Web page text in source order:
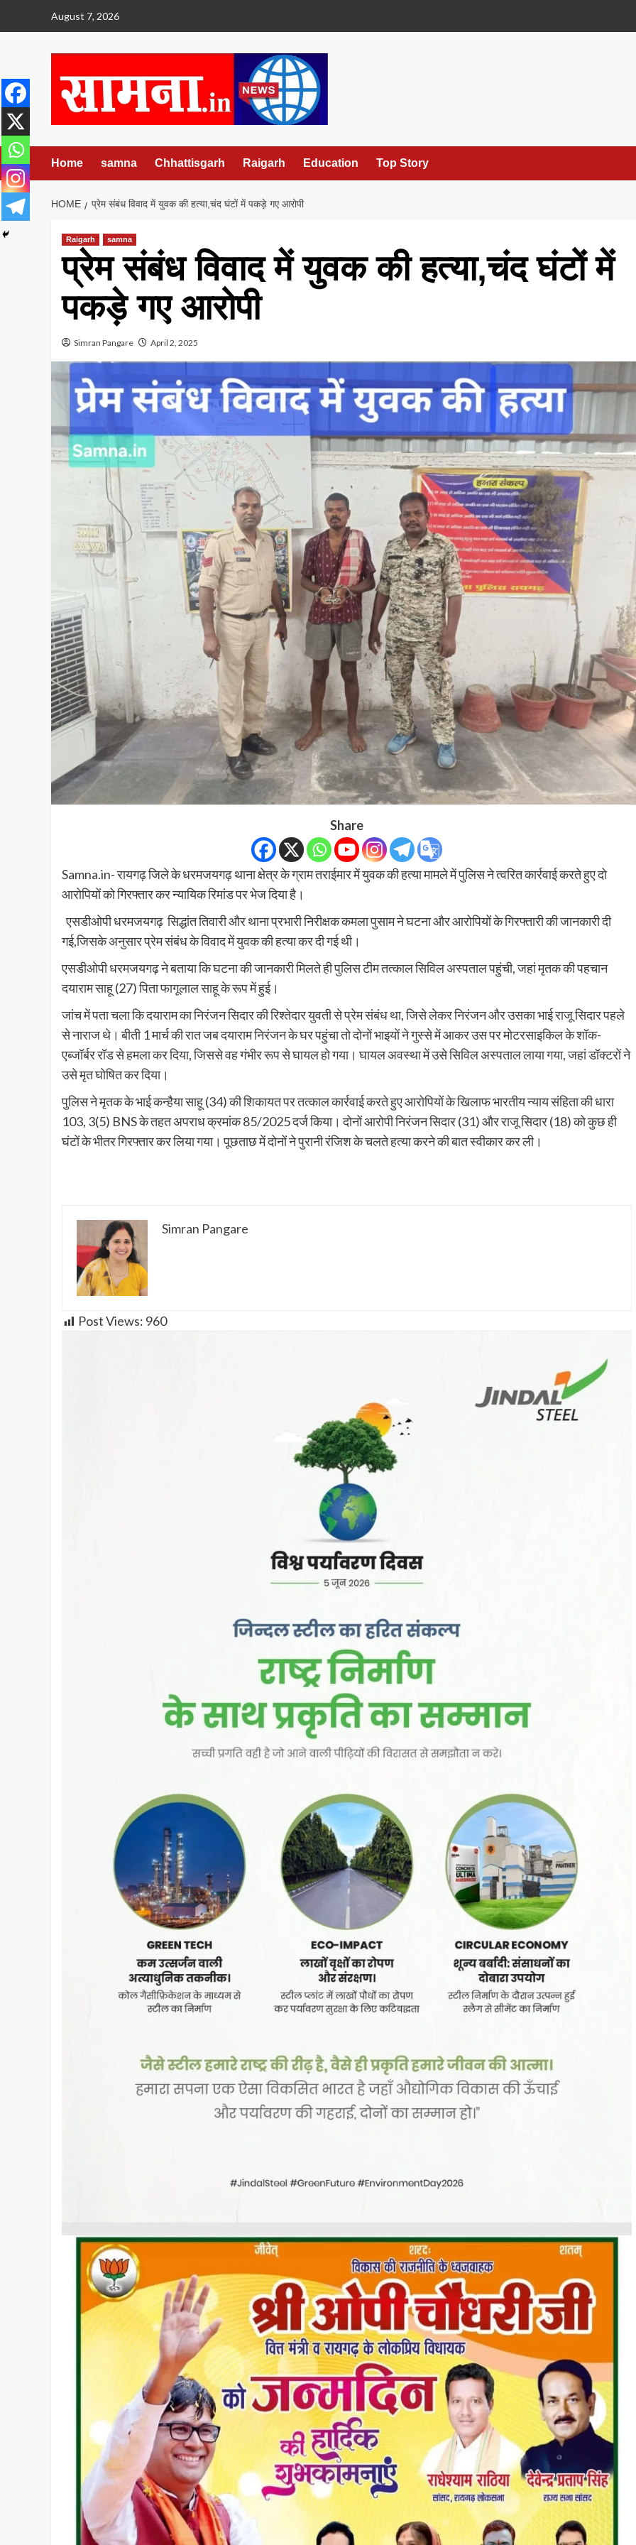
August 7, 2026
Home samna Chhattisgarh Raigarh Education Top Story
HOME प्रेम संबंध विवाद में युवक की हत्या,चंद घंटों में पकड़े गए आरोपी
Raigarh samna
प्रेम संबंध विवाद में युवक की हत्या,चंद घंटों में
पकड़े गए आरोपी
Simran Pangare April 2, 2025
Share
Samna.in- रायगढ़ जिले के धरमजयगढ़ थाना क्षेत्र के ग्राम तराईमार में युवक की हत्या मामले में पुलिस ने त्वरित कार्रवाई करते हुए दो
आरोपियों को गिरफ्तार कर न्यायिक रिमांड पर भेज दिया है।
एसडीओपी धरमजयगढ़ सिद्धांत तिवारी और थाना प्रभारी निरीक्षक कमला पुसाम ने घटना और आरोपियों के गिरफ्तारी की जानकारी दी
गई,जिसके अनुसार प्रेम संबंध के विवाद में युवक की हत्या कर दी गई थी।
एसडीओपी धरमजयगढ़ ने बताया कि घटना की जानकारी मिलते ही पुलिस टीम तत्काल सिविल अस्पताल पहुंची, जहां मृतक की पहचान
दयाराम साहू (27) पिता फागूलाल साहू के रूप में हुई।
जांच में पता चला कि दयाराम का निरंजन सिदार की रिश्तेदार युवती से प्रेम संबंध था, जिसे लेकर निरंजन और उसका भाई राजू सिदार पहले
से नाराज थे। बीती 1 मार्च की रात जब दयाराम निरंजन के घर पहुंचा तो दोनों भाइयों ने गुस्से में आकर उस पर मोटरसाइकिल के शॉक-
एब्जॉर्बर रॉड से हमला कर दिया, जिससे वह गंभीर रूप से घायल हो गया। घायल अवस्था में उसे सिविल अस्पताल लाया गया, जहां डॉक्टरों ने
उसे मृत घोषित कर दिया।
पुलिस ने मृतक के भाई कन्हैया साहू (34) की शिकायत पर तत्काल कार्रवाई करते हुए आरोपियों के खिलाफ भारतीय न्याय संहिता की धारा
103, 3(5) BNS के तहत अपराध क्रमांक 85/2025 दर्ज किया। दोनों आरोपी निरंजन सिदार (31) और राजू सिदार (18) को कुछ ही
घंटों के भीतर गिरफ्तार कर लिया गया। पूछताछ में दोनों ने पुरानी रंजिश के चलते हत्या करने की बात स्वीकार कर ली।
Simran Pangare
Post Views: 960